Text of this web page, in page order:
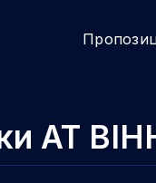
АТ